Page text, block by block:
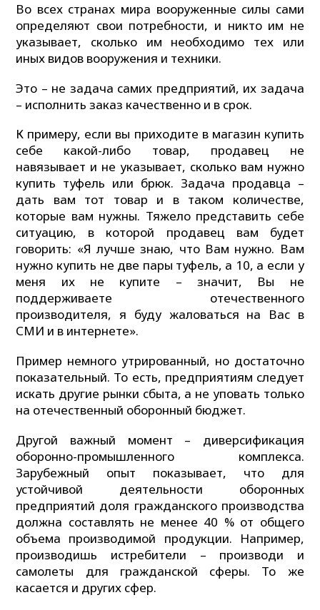
Во всех странах мира вооруженные силы сами
определяют свои потребности, и никто им не
указывает, сколько им необходимо тех или
иных видов вооружения и техники.
Это – не задача самих предприятий, их задача
– исполнить заказ качественно и в срок.
К примеру, если вы приходите в магазин купить
себе какой-либо товар, продавец не
навязывает и не указывает, сколько вам нужно
купить туфель или брюк. Задача продавца –
дать вам тот товар и в таком количестве,
которые вам нужны. Тяжело представить себе
ситуацию, в которой продавец вам будет
говорить: «Я лучше знаю, что Вам нужно. Вам
нужно купить не две пары туфель, а 10, а если у
меня их не купите – значит, Вы не
поддерживаете отечественного
производителя, я буду жаловаться на Вас в
СМИ и в интернете».
Пример немного утрированный, но достаточно
показательный. То есть, предприятиям следует
искать другие рынки сбыта, а не уповать только
на отечественный оборонный бюджет.
Другой важный момент – диверсификация
оборонно-промышленного комплекса.
Зарубежный опыт показывает, что для
устойчивой деятельности оборонных
предприятий доля гражданского производства
должна составлять не менее 40 % от общего
объема производимой продукции. Например,
производишь истребители – производи и
самолеты для гражданской сферы. То же
касается и других сфер.